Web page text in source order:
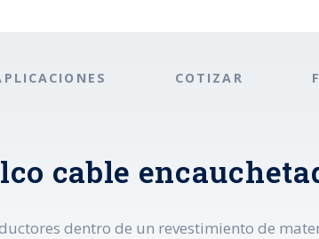
COTIZAR
cable
dentro de un revestimiento de